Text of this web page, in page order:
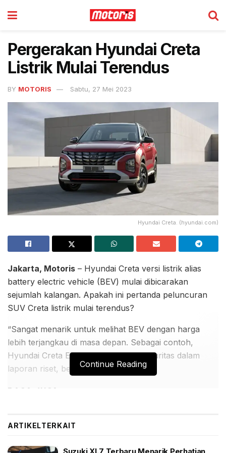
Pergerakan Hyundai Creta
Listrik Mulai Terendus
BY MOTORIS Sabtu, 27 Mei 2023
Hyundai Creta. (hyundai.com)
Jakarta, Motoris – Hyundai Creta versi listrik alias
battery electric vehicle (BEV) mulai dibicarakan
sejumlah kalangan. Apakah ini pertanda peluncuran
SUV Creta listrik mulai terendus?
“Sangat menarik untuk melihat BEV dengan harga
lebih terjangkau di masa depan. Sebagai contoh,
Hyundai Creta EV,” tulis Trimegah Sekuritas dalam
laporan riset, belum lama ini.
BACA JUGA:
GIIAS 2026 Melalui Sesi Test Drive
XL7 Terbaru Akibat Fitur Teknologi
Continue Reading
ARTIKELTERKAIT